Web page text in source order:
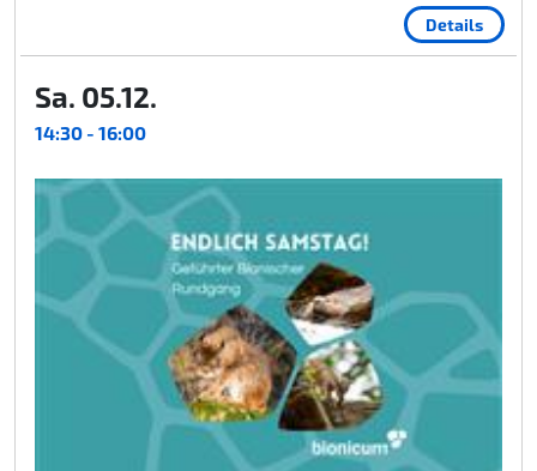
Details
Sa. 05.12.
14:30 - 16:00